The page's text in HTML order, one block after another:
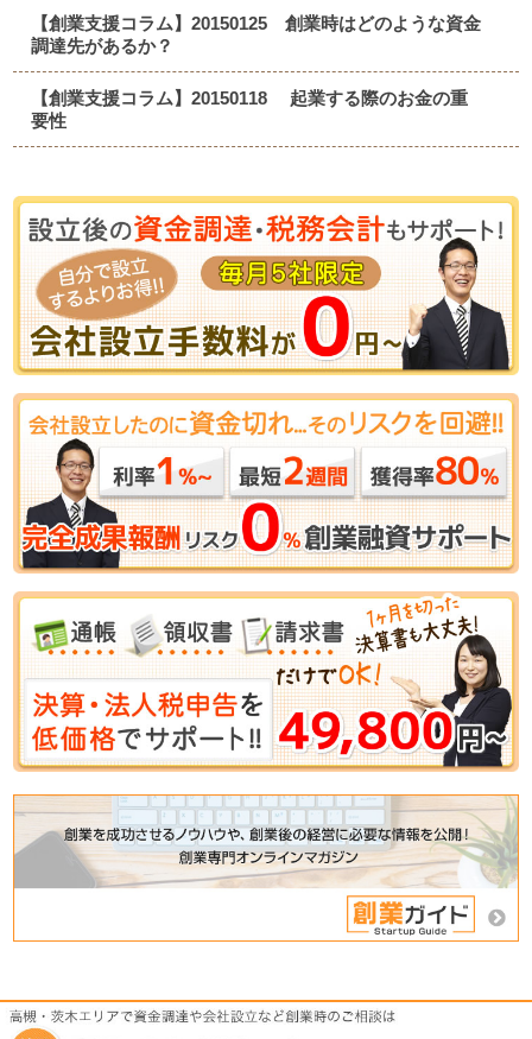
【創業支援コラム】20150125 創業時はどのような資金
調達先があるか？
【創業支援コラム】20150118 起業する際のお金の重
要性